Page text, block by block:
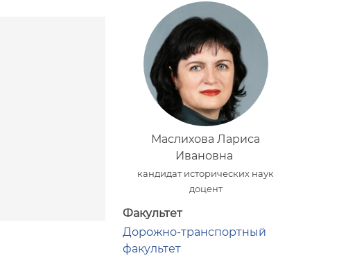
Маслихова Лариса
Ивановна
кандидат исторических наук
доцент
Факультет
Дорожно-транспортный
факультет